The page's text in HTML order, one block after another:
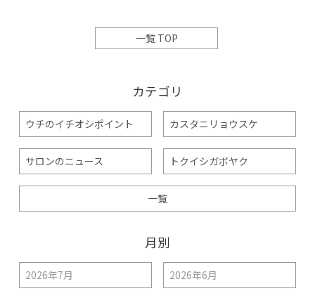
一覧 TOP
カテゴリ
ウチのイチオシポイント カスタニリョウスケ
サロンのニュース トクイシガボヤク
一覧
月別
2026年7月 2026年6月